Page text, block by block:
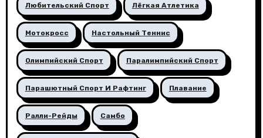
Любительский Спорт Лёгкая Атлетика
Мотокросс Настольный Теннис
Олимпийский Спорт Паралимпийский Спорт
Парашютный Спорт И Рафтинг Плавание
Ралли-Рейды Самбо